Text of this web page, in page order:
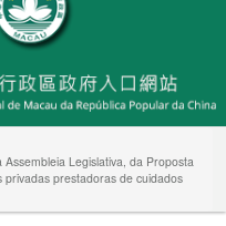
Legislativa, da Proposta
privadas prestadoras de cuidados